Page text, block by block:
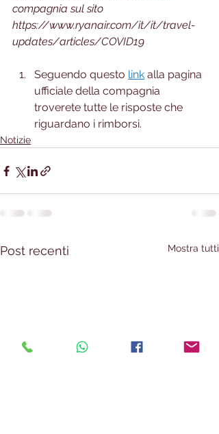
compagnia sul sito
https://www.ryanair.com/it/it/travel-
updates/articles/COVID19
Seguendo questo link alla pagina
ufficiale della compagnia
troverete tutte le risposte che
riguardano i rimborsi.
Notizie
Post recenti Mostra tutti